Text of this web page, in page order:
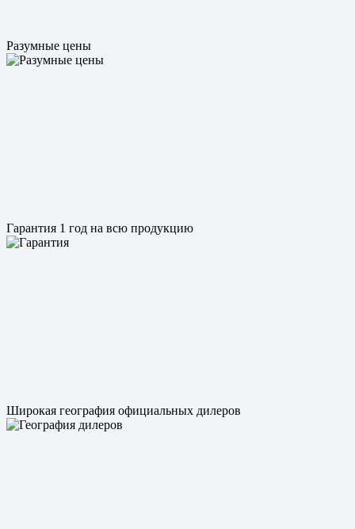
Разумные цены
Гарантия 1 год на всю продукцию
Широкая география официальных дилеров